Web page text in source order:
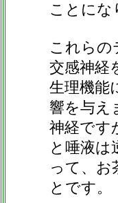
ことにな
これらの
交感神経
生理機能
響を与え
神経です
と唾液は
って、お
とです。